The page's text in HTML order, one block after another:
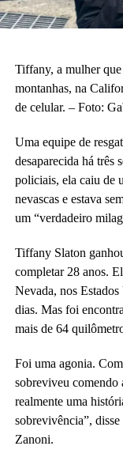
Tiffany, a mulher que
montanhas, na
de celular. – Foto:
Uma equipe de
desaparecida há três
policiais, ela caiu de
nevascas e estava
um “verdadeiro
Tiffany Slaton
completar 28 anos.
Nevada, nos
dias. Mas foi
mais de 64
Foi uma agonia.
sobreviveu comendo
realmente uma
sobrevivência”,
Zanoni.